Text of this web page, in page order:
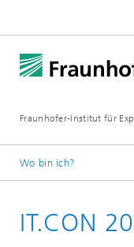
Fraunhofer-Institut für
Wo bin ich?
Events
IT.CON